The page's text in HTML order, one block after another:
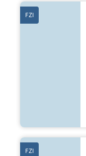
FZI
FZI